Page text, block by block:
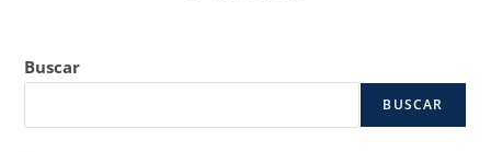
Buscar
BUSCAR